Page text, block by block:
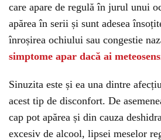
care apare de regulă în jurul unui
apărea în serii și sunt adesea
înroșirea ochiului sau congestie
simptome apar dacă ai
Sinuzita este și ea una dintre
acest tip de disconfort. De
cap pot apărea și din cauza
excesiv de alcool, lipsei meselor